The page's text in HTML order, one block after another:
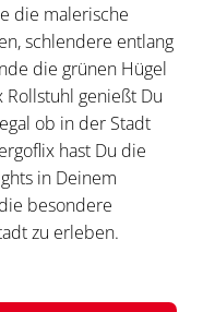
die malerische
schlendere entlang
die grünen Hügel
genießt Du
ob in der Stadt
hast Du die
in Deinem
besondere
zu erleben.